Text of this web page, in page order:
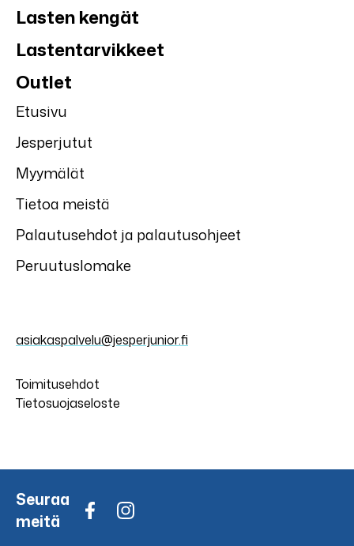
Lasten kengät
Lastentarvikkeet
Outlet
Etusivu
Jesperjutut
Myymälät
Tietoa meistä
Palautusehdot ja palautusohjeet
Peruutuslomake
asiakaspalvelu@jesperjunior.fi
Toimitusehdot
Tietosuojaseloste
Seuraa
meitä